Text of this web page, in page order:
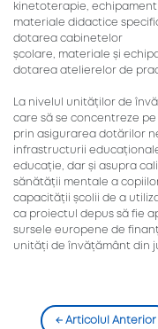
kinetoterapie,
materiale didactice
dotarea cabinetelor
școlare, materiale și
dotarea atelierelor de
La nivelul unităților de
care să se concentreze
prin asigurarea dotărilor
infrastructurii
educație, dar și asupra
sănătății mentale a
capacității școlii de a
ca proiectul depus să fie
sursele europene de
unități de învățământ din
←Articolul Anterior